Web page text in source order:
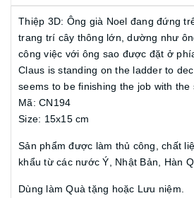
Thiệp 3D: Ông già Noel đang đứng
trang trí cây thông lớn, dường như
công việc với ông sao được đặt ở
Claus is standing on the ladder to
seems to be finishing the job with
Mã: CN194
Size: 15x15 cm
Sản phẩm được làm thủ công, chất
khẩu từ các nước Ý, Nhật Bản, Hàn
Dùng làm Quà tặng hoặc Lưu niệm.